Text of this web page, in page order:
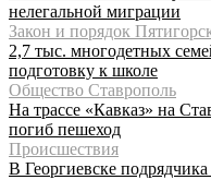
нелегальной миграции
Закон и порядок
2,7 тыс. многодетных
подготовку к школе
Общество Ставрополь
На трассе «Кавказ» на
погиб пешеход
Происшествия
В Георгиевске